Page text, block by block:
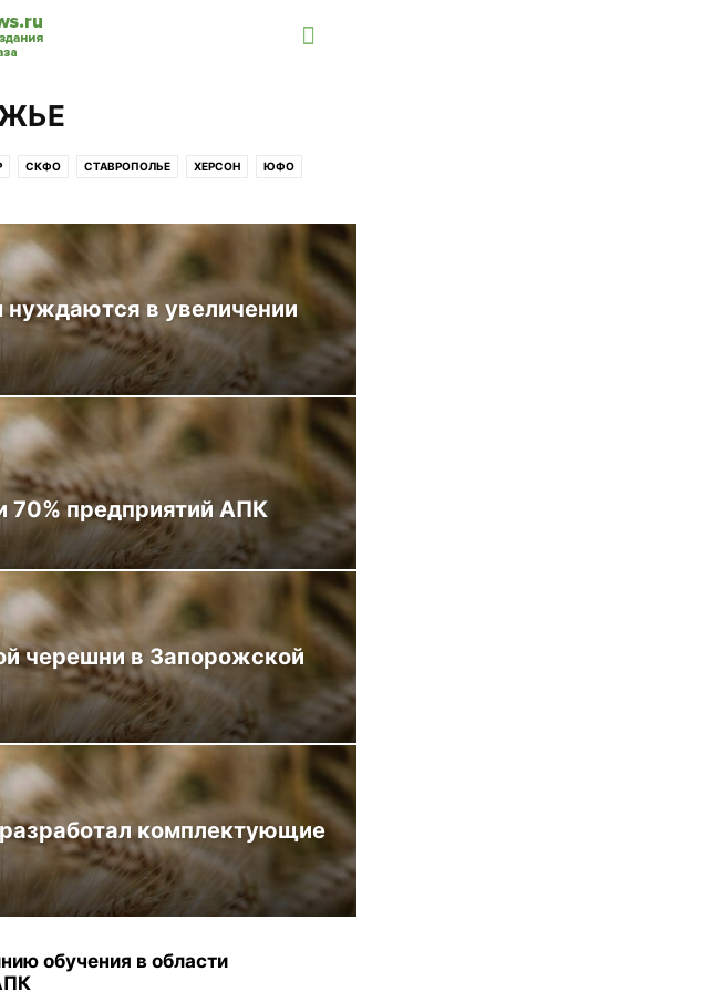
СКФО СТАВРОПОЛЬЕ ХЕРСОН ЮФО
в увеличении
70% предприятий АПК
черешни в Запорожской
комплектующие
обучения в области